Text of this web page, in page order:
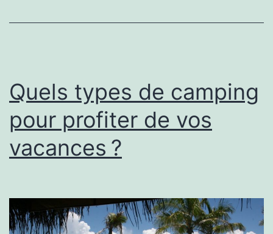
Quels types de camping
pour profiter de vos
vacances ?